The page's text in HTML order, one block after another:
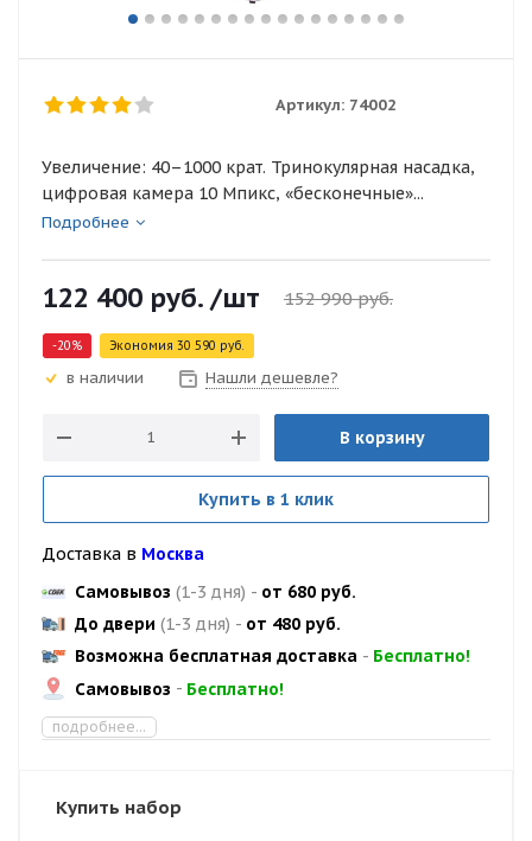
Артикул: 74002
Увеличение: 40–1000 крат. Тринокулярная насадка,
цифровая камера 10 Мпикс, «бесконечные»...
Подробнее
122 400 руб. /шт 152 990руб.
-20% Экономия 30 590 руб.
в наличии Нашли дешевле?
В корзину
Купить в 1 клик
Доставка в Москва
Самовывоз (1-3 дня) - от 680 руб.
До двери (1-3 дня) - от 480 руб.
Возможна бесплатная доставка - Бесплатно!
Самовывоз - Бесплатно!
подробнее...
Купить набор